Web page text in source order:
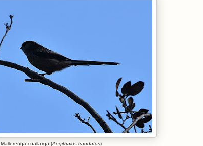
Mallerenga cuallarga (Aegithalos caudatus)